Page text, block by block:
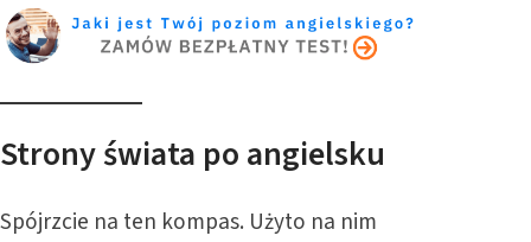
Strony świata po angielsku
Spójrzcie na ten kompas. Użyto na nim